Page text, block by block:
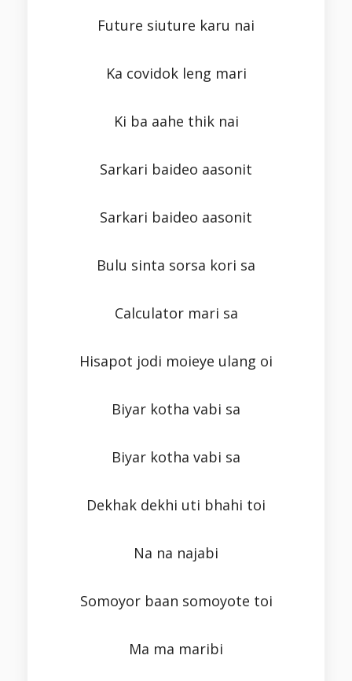
Future siuture karu nai
Ka covidok leng mari
Ki ba aahe thik nai
Sarkari baideo aasonit
Sarkari baideo aasonit
Bulu sinta sorsa kori sa
Calculator mari sa
Hisapot jodi moieye ulang oi
Biyar kotha vabi sa
Biyar kotha vabi sa
Dekhak dekhi uti bhahi toi
Na na najabi
Somoyor baan somoyote toi
Ma ma maribi